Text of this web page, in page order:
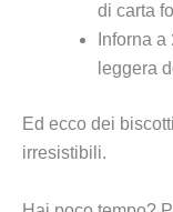
di carta
Inforna a
leggera
Ed ecco dei
irresistibili.